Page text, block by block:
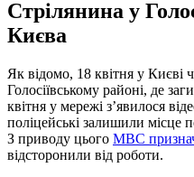
Стрілянина у
Києва
Як відомо, 18 квітня у Києві
Голосіївському районі, де
квітня у мережі з’явилося
поліцейські залишили місце
З приводу цього МВС
відсторонили від роботи.